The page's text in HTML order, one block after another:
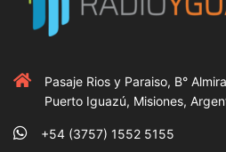
Pasaje Rios y Paraiso, B°
Puerto Iguazú, Misiones,
+54 (3757) 1552 5155